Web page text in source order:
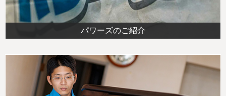
パワーズのご紹介
最安値価格「保証」を利用する